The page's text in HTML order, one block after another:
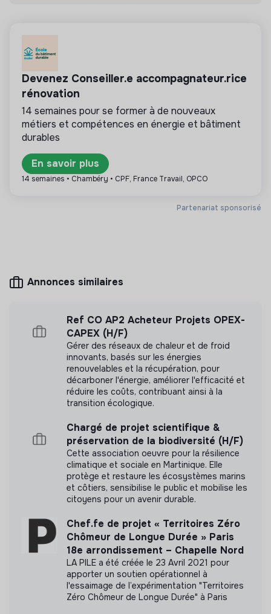
impact environnemental et social. Par exemple le
enjeux de la transition, les médias,…
Plus d'informations
Site internet
< 15 personnes
Sport
d'impact
Labels et certifications
Cette structure n'a pas souhaité nous
communiquer les labels ou certifications qu'elle a
pu obtenir.
Documents
N'a pas encore communiqué de documents de
transparence
Partenariat sponsorisé
Devenez Conseiller.e accompagnateur.rice
rénovation
14 semaines pour se former à de nouveaux
métiers et compétences en énergie et bâtiment
durables
En savoir plus
14 semaines • Chambéry • CPF, France Travail, OPCO
Annonces similaires
Ref CO AP2 Acheteur Projets OPEX-
CAPEX (H/F)
Gérer des réseaux de chaleur et de froid
innovants, basés sur les énergies
renouvelables et la récupération, pour
décarboner l'énergie, améliorer l'efficacité et
réduire les coûts, contribuant ainsi à la
transition écologique.
Chargé de projet scientifique &
préservation de la biodiversité (H/F)
Cette association oeuvre pour la résilience
climatique et sociale en Martinique. Elle
protège et restaure les écosystèmes marins
et côtiers, sensibilise le public et mobilise les
citoyens pour un avenir durable.
Chef.fe de projet « Territoires Zéro
Chômeur de Longue Durée » Paris
18e arrondissement – Chapelle Nord
LA PILE a été créée le 23 Avril 2021 pour
apporter un soutien opérationnel à
l'essaimage de l’expérimentation "Territoires
Zéro Chômeur de Longue Durée" à Paris